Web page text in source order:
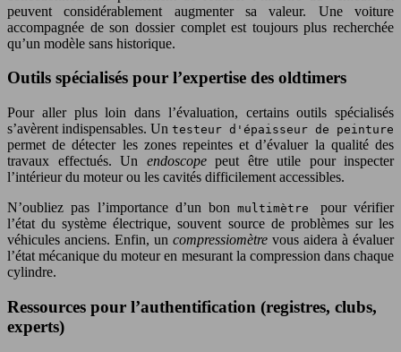
peuvent considérablement augmenter sa valeur. Une voiture
accompagnée de son dossier complet est toujours plus recherchée
qu’un modèle sans historique.
Outils spécialisés pour l’expertise des oldtimers
Pour aller plus loin dans l’évaluation, certains outils spécialisés
s’avèrent indispensables. Un testeur d'épaisseur de peinture
permet de détecter les zones repeintes et d’évaluer la qualité des
travaux effectués. Un endoscope peut être utile pour inspecter
l’intérieur du moteur ou les cavités difficilement accessibles.
N’oubliez pas l’importance d’un bonmultimètre pour vérifier
l’état du système électrique, souvent source de problèmes sur les
véhicules anciens. Enfin, un compressiomètre vous aidera à évaluer
l’état mécanique du moteur en mesurant la compression dans chaque
cylindre.
Ressources pour l’authentification (registres, clubs,
experts)